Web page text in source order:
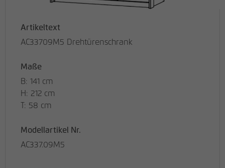
Artikeltext
AC33709M5 Drehtürenschrank
Maße
B: 141 cm
H: 212 cm
T: 58 cm
Modellartikel Nr.
AC337.09M5